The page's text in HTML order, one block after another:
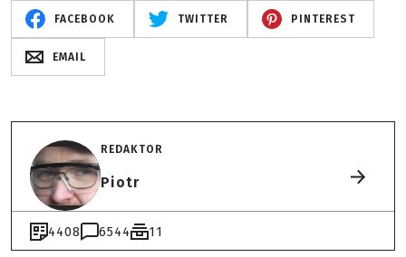
FACEBOOK TWITTER PINTEREST
EMAIL
REDAKTOR
Piotr
4408 6544 11